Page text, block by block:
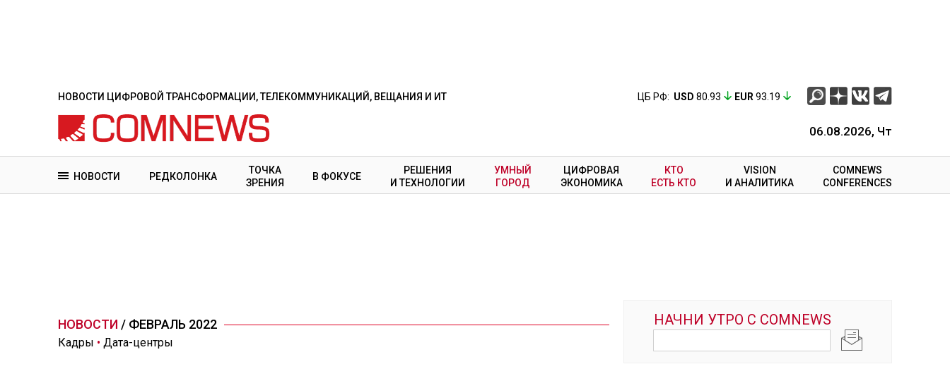
НОВОСТИ ЦИФРОВОЙ ТРАНСФОРМАЦИИ, ТЕЛЕКОММУНИКАЦИЙ, ВЕЩАНИЯ И ИТ ЦБ РФ: USD 80.93 EUR 93.19
06.08.2026, Чт
НОВОСТИ РЕДКОЛОНКА
ТОЧКА
ЗРЕНИЯ
В ФОКУСЕ
РЕШЕНИЯ
И ТЕХНОЛОГИИ
УМНЫЙ
ГОРОД
ЦИФРОВАЯ
ЭКОНОМИКА
КТО
ЕСТЬ КТО
VISION
И АНАЛИТИКА
COMNEWS
CONFERENCES
НОВОСТИ / ФЕВРАЛЬ 2022
Кадры • Дата-центры